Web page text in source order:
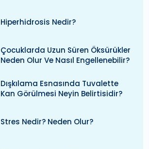
Hiperhidrosis Nedir?
Çocuklarda Uzun Süren Öksürükler
Neden Olur Ve Nasıl Engellenebilir?
Dışkılama Esnasında Tuvalette
Kan Görülmesi Neyin Belirtisidir?
Stres Nedir? Neden Olur?